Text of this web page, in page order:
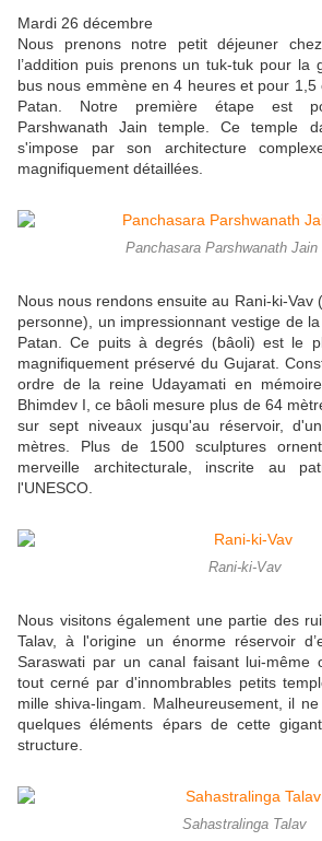
Mardi 26 décembre
Nous prenons notre petit déjeuner
l’addition puis prenons un tuk-tuk pour la
bus nous emmène en 4 heures et pour
Patan. Notre première étape est
Parshwanath Jain temple. Ce temple
s'impose par son architecture
magnifiquement détaillées.
Panchasara Parshwanath Jain
Nous nous rendons ensuite au Rani-ki-Vav
personne), un impressionnant vestige de
Patan. Ce puits à degrés (bâoli) est le
magnifiquement préservé du Gujarat.
ordre de la reine Udayamati en
Bhimdev I, ce bâoli mesure plus de 64
sur sept niveaux jusqu'au réservoir,
mètres. Plus de 1500 sculptures
merveille architecturale, inscrite au
l'UNESCO.
Rani-ki-Vav
Nous visitons également une partie des
Talav, à l'origine un énorme réservoir
Saraswati par un canal faisant lui-même
tout cerné par d'innombrables petits
mille shiva-lingam. Malheureusement, il
quelques éléments épars de cette
structure.
Sahastralinga Talav